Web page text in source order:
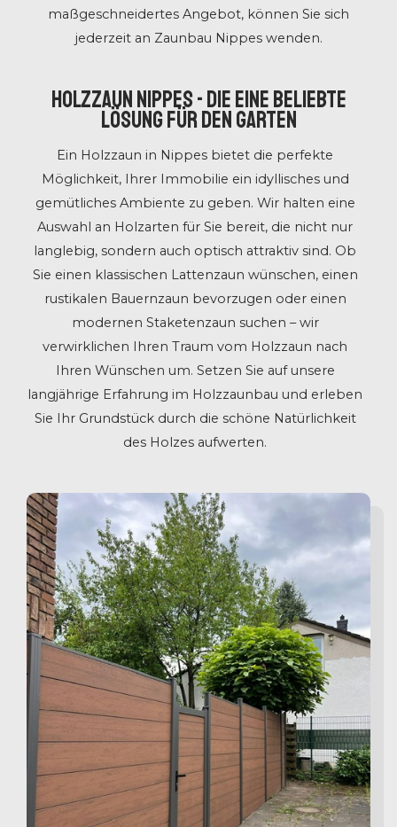
maßgeschneidertes Angebot, können Sie sich
jederzeit an Zaunbau Nippes wenden.
Holzzaun Nippes - Die eine beliebte
Lösung für den Garten
Ein Holzzaun in Nippes bietet die perfekte
Möglichkeit, Ihrer Immobilie ein idyllisches und
gemütliches Ambiente zu geben. Wir halten eine
Auswahl an Holzarten für Sie bereit, die nicht nur
langlebig, sondern auch optisch attraktiv sind. Ob
Sie einen klassischen Lattenzaun wünschen, einen
rustikalen Bauernzaun bevorzugen oder einen
modernen Staketenzaun suchen – wir
verwirklichen Ihren Traum vom Holzzaun nach
Ihren Wünschen um. Setzen Sie auf unsere
langjährige Erfahrung im Holzzaunbau und erleben
Sie Ihr Grundstück durch die schöne Natürlichkeit
des Holzes aufwerten.